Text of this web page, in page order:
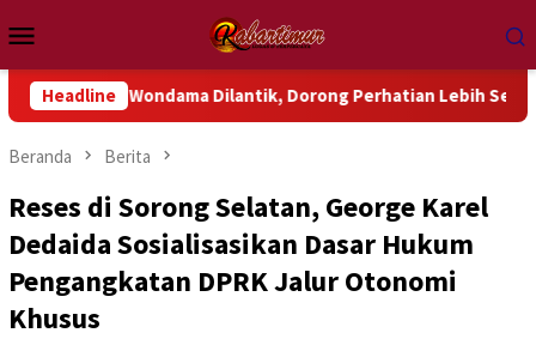
ke
kontenMobile
Headline
Wondama Dilantik, Dorong Perhatian Lebih Serius Terhadap Isu
Beranda Berita
Reses di Sorong Selatan, George Karel
Dedaida Sosialisasikan Dasar Hukum
Pengangkatan DPRK Jalur Otonomi
Khusus